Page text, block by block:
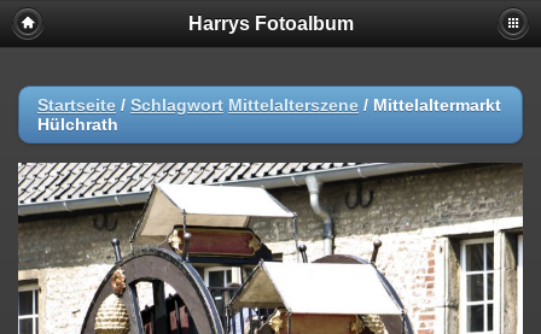
Harrys Fotoalbum
Startseite / Schlagwort Mittelalterszene / Mittelaltermarkt
Hülchrath